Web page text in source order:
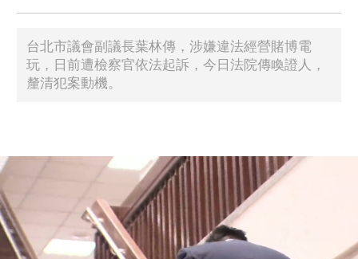
台北市議會副議長葉林傳，涉嫌違法經營賭博電
玩，日前遭檢察官依法起訴，今日法院傳喚證人，
釐清犯案動機。